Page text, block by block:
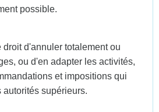
possible.
droit d'annuler totalement ou
ou d'en adapter les activités,
et impositions qui
supérieurs.